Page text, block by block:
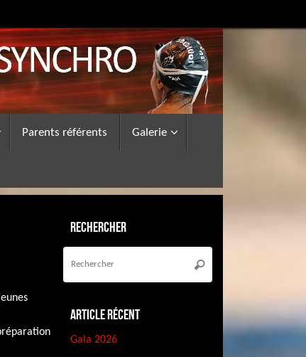
Parents référents Galerie
Rechercher
Recherche
Rechercher
Article récent
Gala 2026